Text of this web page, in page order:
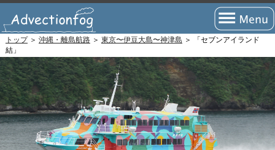
トップページ
フェリーの旅とは？
フェリーの航路
瀬戸内海航路
北海道航路
トップ＞ 沖縄・離島航路＞ 東京〜伊豆大島〜神津島 ＞ 「セブンアイランド
結」